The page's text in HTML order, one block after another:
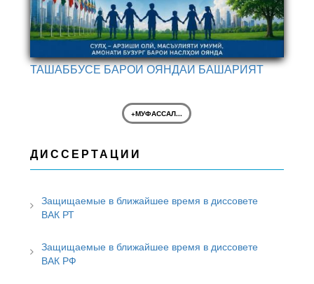
ТАШАББУСЕ БАРОИ ОЯНДАИ БАШАРИЯТ
+МУФАССАЛ...
ДИССЕРТАЦИИ
Защищаемые в ближайшее время в диссовете
ВАК РТ
Защищаемые в ближайшее время в диссовете
ВАК РФ